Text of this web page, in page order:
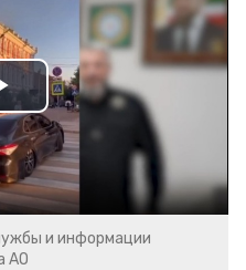
Play
Video
и информации
АО